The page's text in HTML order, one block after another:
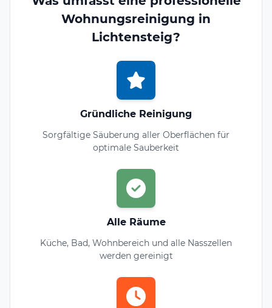
Wohnungsreinigung in
Lichtensteig?
Gründliche Reinigung
Sorgfältige Säuberung aller Oberflächen für
optimale Sauberkeit
Alle Räume
Küche, Bad, Wohnbereich und alle Nasszellen
werden gereinigt